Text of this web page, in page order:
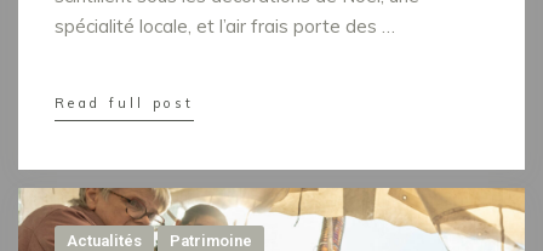
spécialité locale, et l’air frais porte des …
Read full post
Actualités Patrimoine